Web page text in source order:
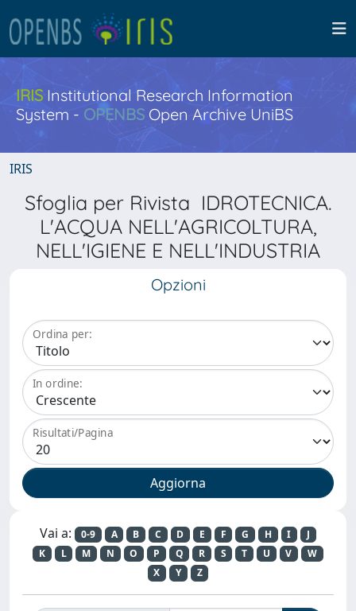
IRISInstitutional Research Information
System - OPENBS Open Archive UniBS
IRIS
Sfoglia per Rivista IDROTECNICA.
L'ACQUA NELL'AGRICOLTURA,
NELL'IGIENE E NELL'INDUSTRIA
Opzioni
Ordina per:
In ordine:
Risultati/Pagina
Vai a: 0-9 A B C D E F G H I
J
K
L M N O P Q R S T U V
W
X
Y Z